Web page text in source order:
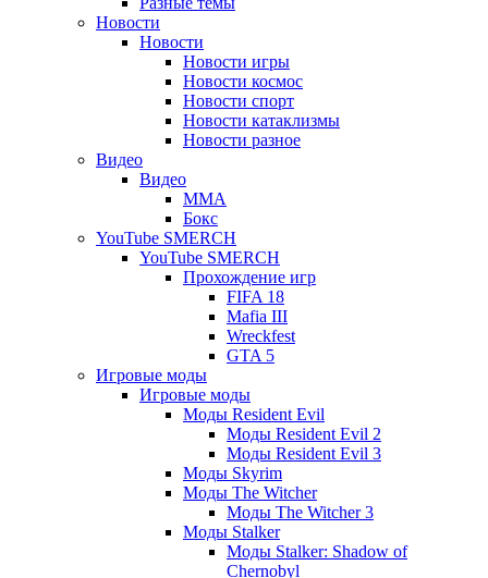
вкладке)Новости
Новости
Новости игры
Новости космос
Новости спорт
Новости катаклизмы
Новости разное
Видео
Видео
ММА
Бокс
YouTube SMERCH
YouTube SMERCH
Прохождение игр
FIFA 18
Mafia III
Wreckfest
GTA 5
Игровые моды
Игровые моды
Моды Resident Evil
Моды Resident Evil 2
Моды Resident Evil 3
Моды Skyrim
Моды The Witcher
Моды The Witcher 3
Моды Stalker
Моды Stalker: Shadow of
Chernobyl